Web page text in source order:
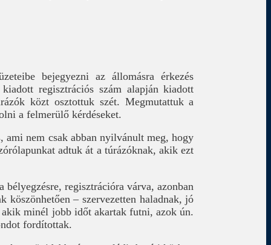
bejegyezni az állomásra érkezés
regisztrációs szám alapján kiadott
közt osztottuk szét. Megmutattuk a
a felmerülő kérdéseket.
ami nem csak abban nyilvánult meg, hogy
adtuk át a túrázóknak, akik ezt
regisztrációra várva, azonban
– szervezetten haladnak, jó
minél jobb időt akartak futni, azok ún.
fordítottak.